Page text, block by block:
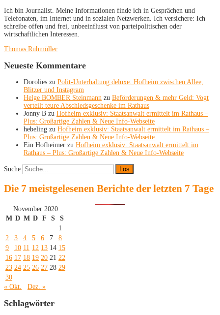
Ich bin Journalist. Meine Informationen finde ich in Gesprächen und
Telefonaten, im Internet und in sozialen Netzwerken. Ich versichere: Ich
schreibe offen und frei, unbeeinflusst von parteipolitischen oder
wirtschaftlichen Interessen.
Thomas Ruhmöller
Neueste Kommentare
Dorolies zu Polit-Unterhaltung deluxe: Hofheim zwischen Allee,
Blitzer und Instagram
Helge BOMBER Steinmann zu Beförderungen & mehr Geld: Vogt
verteilt teure Abschiedsgeschenke im Rathaus
Jonny B zu Hofheim exklusiv: Staatsanwalt ermittelt im Rathaus –
Plus: Großartige Zahlen & Neue Info-Webseite
hebeling zu Hofheim exklusiv: Staatsanwalt ermittelt im Rathaus –
Plus: Großartige Zahlen & Neue Info-Webseite
Ein Hofheimer zu Hofheim exklusiv: Staatsanwalt ermittelt im
Rathaus – Plus: Großartige Zahlen & Neue Info-Webseite
Suche
Die 7 meistgelesenen Berichte der letzten 7 Tage
November 2020
M D M D F S
S
1
2
3 4 5 6 7
8
9
10 11 12 13 14 15
16 17 18 19 20 21 22
23 24 25 26 27 28 29
30
« Okt.
Dez. »
Schlagwörter